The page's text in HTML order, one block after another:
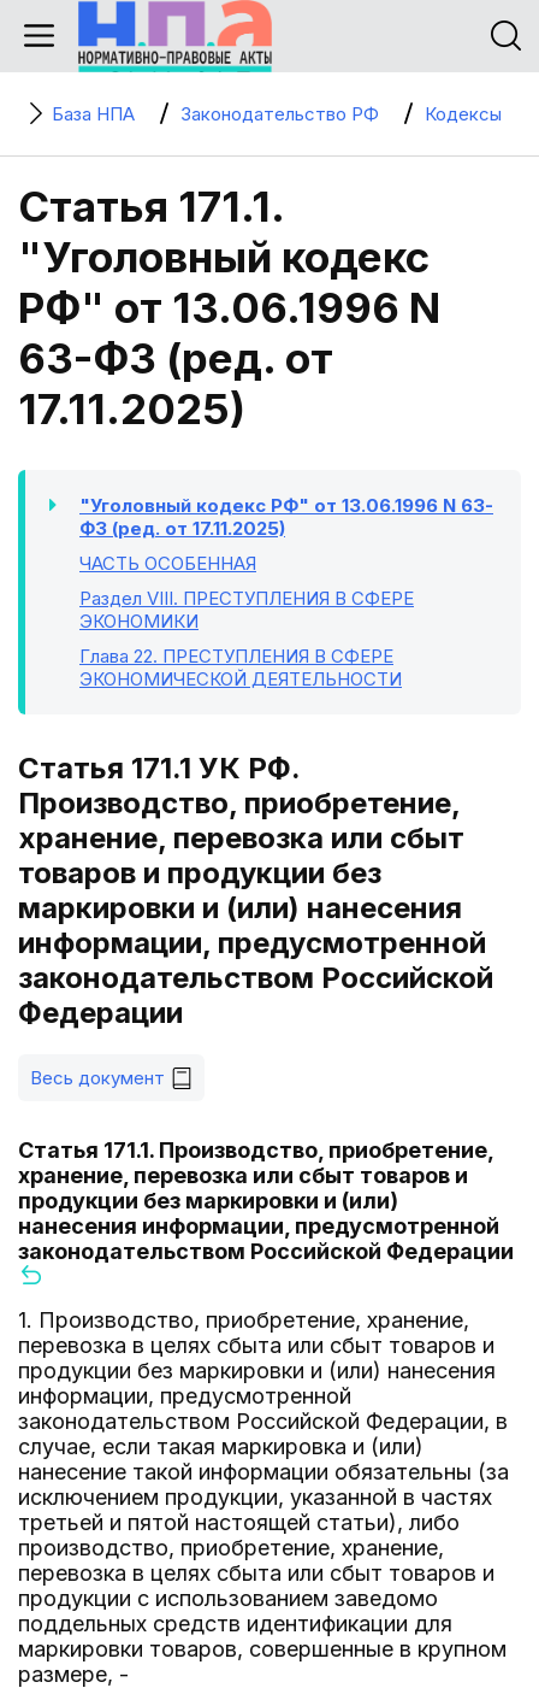
База НПА Законодательство РФ Кодексы
Статья 171.1.
"Уголовный кодекс
РФ" от 13.06.1996 N
63-ФЗ (ред. от
17.11.2025)
"Уголовный кодекс РФ" от 13.06.1996 N 63-
ФЗ (ред. от 17.11.2025)
ЧАСТЬ ОСОБЕННАЯ
Раздел VIII. ПРЕСТУПЛЕНИЯ В СФЕРЕ
ЭКОНОМИКИ
Глава 22. ПРЕСТУПЛЕНИЯ В СФЕРЕ
ЭКОНОМИЧЕСКОЙ ДЕЯТЕЛЬНОСТИ
Статья 171.1 УК РФ.
Производство, приобретение,
хранение, перевозка или сбыт
товаров и продукции без
маркировки и (или) нанесения
информации, предусмотренной
законодательством Российской
Федерации
Весь документ
Статья 171.1. Производство, приобретение,
хранение, перевозка или сбыт товаров и
продукции без маркировки и (или)
нанесения информации, предусмотренной
законодательством Российской Федерации
1. Производство, приобретение, хранение,
перевозка в целях сбыта или сбыт товаров и
продукции без маркировки и (или) нанесения
информации, предусмотренной
законодательством Российской Федерации, в
случае, если такая маркировка и (или)
нанесение такой информации обязательны (за
исключением продукции, указанной в частях
третьей и пятой настоящей статьи), либо
производство, приобретение, хранение,
перевозка в целях сбыта или сбыт товаров и
продукции с использованием заведомо
поддельных средств идентификации для
маркировки товаров, совершенные в крупном
размере, -